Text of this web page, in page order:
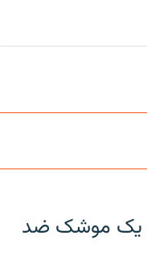
یک موشک ضد